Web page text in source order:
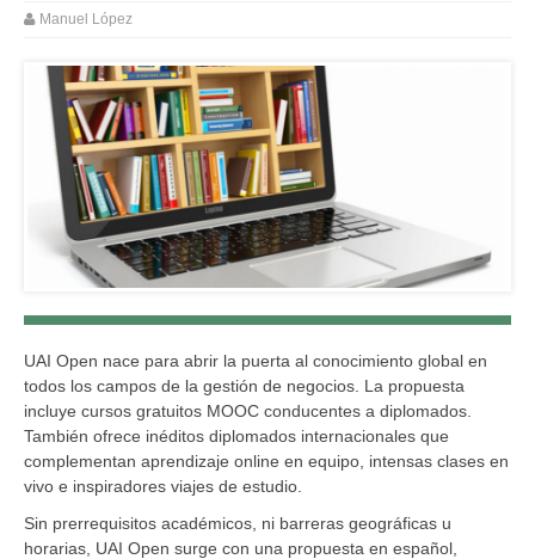
Manuel López
UAI Open nace para abrir la puerta al conocimiento global en
todos los campos de la gestión de negocios. La propuesta
incluye cursos gratuitos MOOC conducentes a diplomados.
También ofrece inéditos diplomados internacionales que
complementan aprendizaje online en equipo, intensas clases en
vivo e inspiradores viajes de estudio.
Sin prerrequisitos académicos, ni barreras geográficas u
horarias, UAI Open surge con una propuesta en español,